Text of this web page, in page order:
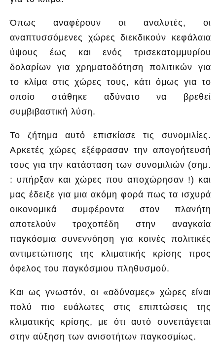
Όπως αναφέρουν οι αναλυτές, οι
αναπτυσσόμενες χώρες διεκδικούν κεφάλαια
ύψους έως καιενός τρισεκατομμυρίου
δολαρίων για χρηματοδότηση πολιτικών για
το κλίμα στις χώρες τους, κάτι όμως για το
οποίο στάθηκε αδύνατο να βρεθεί
συμβιβαστική λύση.
Το ζήτημα αυτό επισκίασε τις συνομιλίες.
Αρκετέςχώρες εξέφρασαν την απογοήτευσή
τους για την κατάσταση των συνομιλιών (σημ.
: υπήρξαν και χώρες που αποχώρησαν !) και
μας έδειξε για μια ακόμη φορά πως τα ισχυρά
οικονομικά συμφέροντα στον πλανήτη
αποτελούν τροχοπέδη στην αναγκαία
παγκόσμια συνεννόηση για κοινές πολιτικές
αντιμετώπισης της κλιματικής κρίσης προς
όφελος του παγκόσμιου πληθυσμού.
Και ως γνωστόν, οι «αδύναμες» χώρες είναι
πολύ πιο ευάλωτες στις επιπτώσεις της
κλιματικής κρίσης, με ότι αυτό συνεπάγεται
στην αύξηση των ανισοτήτων παγκοσμίως.